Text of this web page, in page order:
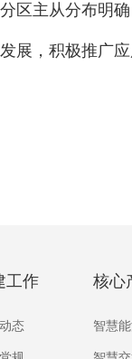
区主从分布明
展，积极推广
工作
态
核心
智慧